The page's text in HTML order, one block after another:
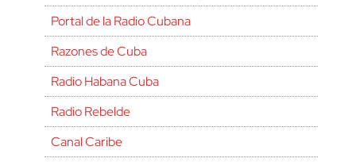
Portal de la Radio Cubana
Razones de Cuba
Radio Habana Cuba
Radio Rebelde
Canal Caribe